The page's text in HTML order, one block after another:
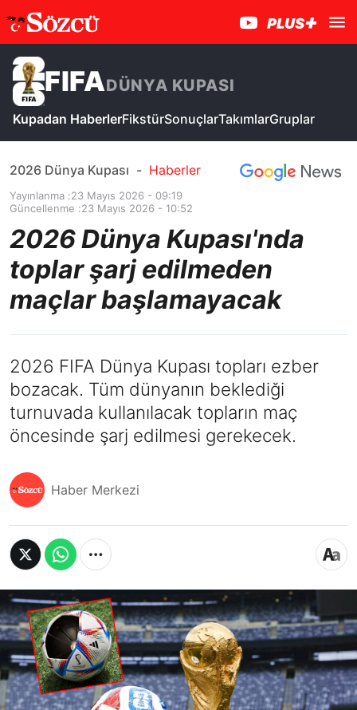
FIFADÜNYA KUPASI
Kupadan HaberlerFikstürSonuçlarTakımlarGruplar
2026 Dünya Kupası - Haberler
Yayınlanma :23 Mayıs 2026 - 09:19
Güncellenme :23 Mayıs 2026 - 10:52
2026 Dünya Kupası'nda
toplar şarj edilmeden
maçlar başlamayacak
2026 FIFA Dünya Kupası topları ezber
bozacak. Tüm dünyanın beklediği
turnuvada kullanılacak topların maç
öncesinde şarj edilmesi gerekecek.
Haber Merkezi